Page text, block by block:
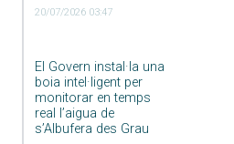
20/07/2026 03:47
El Govern instal·la una
boia intel·ligent per
monitorar en temps
real l’aigua de
s’Albufera des Grau